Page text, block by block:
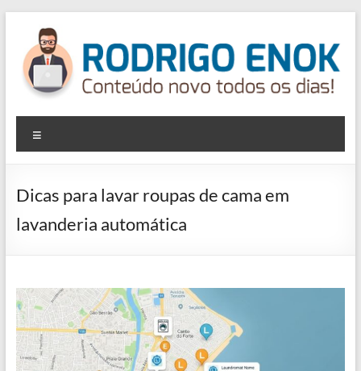
conteúdo
Rodrigoenok
Blog
Enok
Dicas para lavar roupas de cama em
lavanderia automática